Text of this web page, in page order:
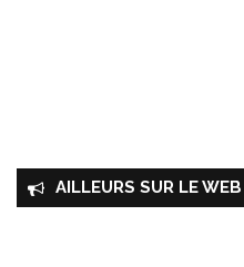
AILLEURS SUR LE WEB